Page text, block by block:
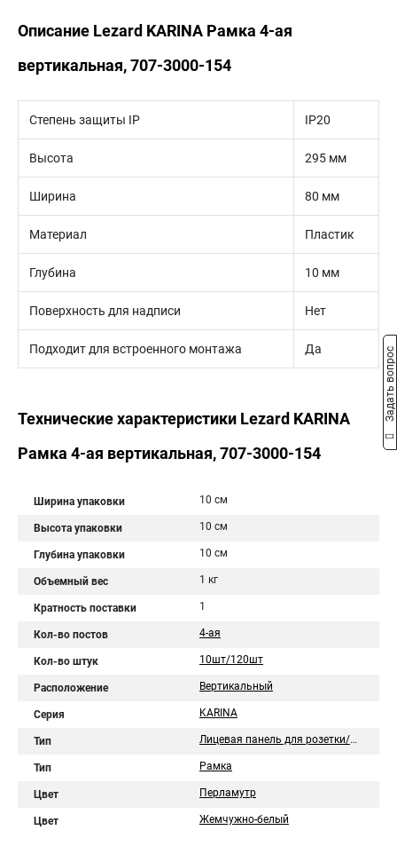
Описание Lezard KARINA Рамка 4-ая
вертикальная, 707-3000-154
Степень защиты IP IP20
Высота 295 мм
Ширина 80 мм
Материал Пластик
Глубина 10 мм
Поверхность для надписи Нет
Подходит для встроенного монтажа Да
Технические характеристики Lezard KARINA
Рамка 4-ая вертикальная, 707-3000-154
Ширина упаковки 10 см
Высота упаковки 10 см
Глубина упаковки 10 см
Объемный вес 1 кг
Кратность поставки 1
Кол-во постов 4-ая
Кол-во штук 10шт/120шт
Расположение Вертикальный
Серия KARINA
Тип Лицевая панель для розетки/выключателя
Тип Рамка
Цвет Перламутр
Цвет Жемчужно-белый
Задать вопрос